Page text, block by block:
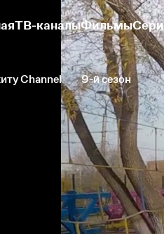
ТВ-каналыФильмы
Сhannel 9-й сезон